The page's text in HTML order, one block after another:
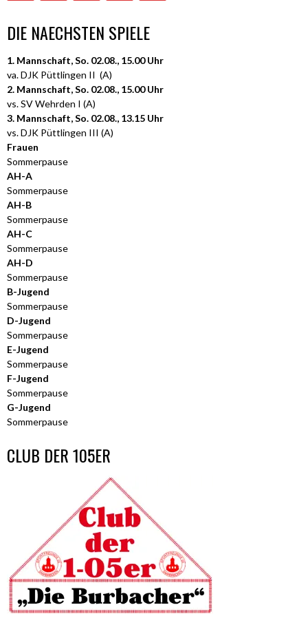
DIE NAECHSTEN SPIELE
1. Mannschaft, So. 02.08., 15.00 Uhr
va. DJK Püttlingen II (A)
2. Mannschaft, So. 02.08., 15.00 Uhr
vs. SV Wehrden I (A)
3. Mannschaft, So. 02.08., 13.15 Uhr
vs. DJK Püttlingen III (A)
Frauen
Sommerpause
AH-A
Sommerpause
AH-B
Sommerpause
AH-C
Sommerpause
AH-D
Sommerpause
B-Jugend
Sommerpause
D-Jugend
Sommerpause
E-Jugend
Sommerpause
F-Jugend
Sommerpause
G-Jugend
Sommerpause
CLUB DER 105ER